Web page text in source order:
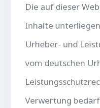
Die auf dieser
Inhalte
Urheber- und
vom deutschen
Verwertung